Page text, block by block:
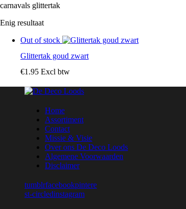
carnavals glittertak
Enig resultaat
Out of stock
Glittertak goud zwart
€1 .95 Excl btw
Home
Assortiment
Contact
Missie & Visie
Over ons De Deco Loods
Algemene Voorwaarden
Disclaimer
tumblrfacebookpintere
st-circledinstagram